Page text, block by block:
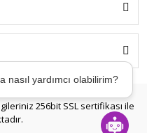
256bit SSL sertifikası ile
yardımcı olabilirim?
için buradayım! ✨